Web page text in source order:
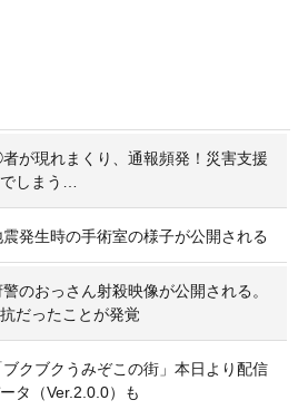
が現れまくり、通報頻発！災害支援
しまう…
震発生時の手術室の様子が公開される
警のおっさん射殺映像が公開される。
だったことが発覚
クブクうみぞこの街」本日より配信
タ（Ver.2.0.0）も